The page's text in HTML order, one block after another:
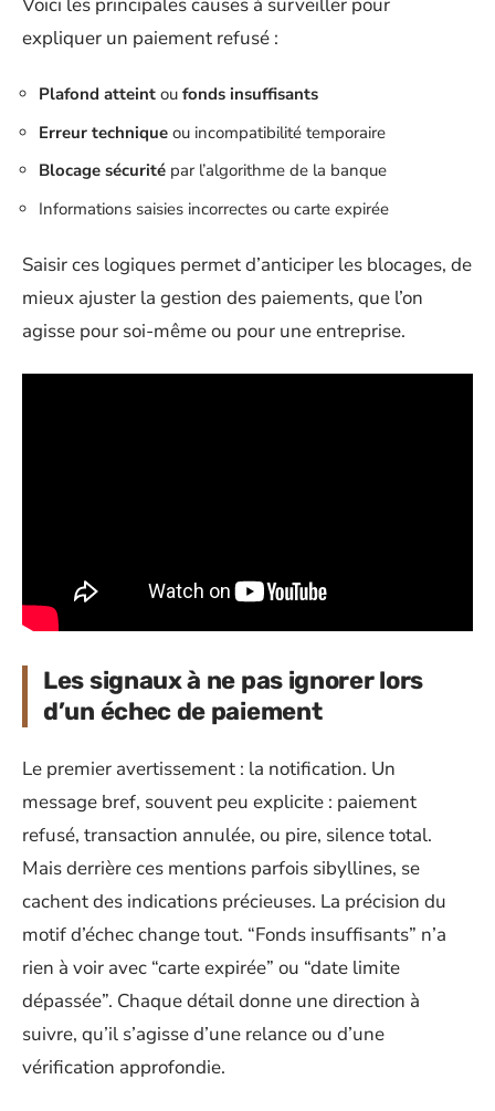
expliquer un paiement refusé :
Plafond atteint ou fonds insuffisants
Erreur technique ou incompatibilité temporaire
Blocage sécurité par l’algorithme de la banque
Informations saisies incorrectes ou carte expirée
Saisir ces logiques permet d’anticiper les blocages, de
mieux ajuster la gestion des paiements, que l’on
agisse pour soi-même ou pour une entreprise.
Les signaux à ne pas ignorer lors
d’un échec de paiement
Le premier avertissement : la notification. Un
message bref, souvent peu explicite : paiement
refusé, transaction annulée, ou pire, silence total.
Mais derrière ces mentions parfois sibyllines, se
cachent des indications précieuses. La précision du
motif d’échec change tout. “Fonds insuffisants” n’a
rien à voir avec “carte expirée” ou “date limite
dépassée”. Chaque détail donne une direction à
suivre, qu’il s’agisse d’une relance ou d’une
vérification approfondie.